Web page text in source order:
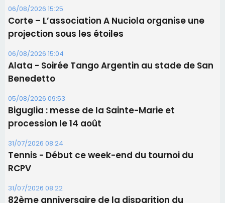
05/08/2026 09:53
Biguglia : messe de la Sainte-Marie et
procession le 14 août
31/07/2026 08:24
Tennis - Début ce week-end du tournoi du
RCPV
31/07/2026 08:22
82ème anniversaire de la disparition du
Commandant Antoine de Saint Exupery
Les plus lus
Satine Nomary est la nouvelle Miss Corse 2026